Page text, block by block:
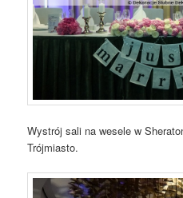
Wystrój sali na wesele w
Trójmiasto.